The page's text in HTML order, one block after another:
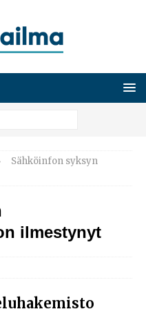
Sähköinfon syksyn
ilmestynyt